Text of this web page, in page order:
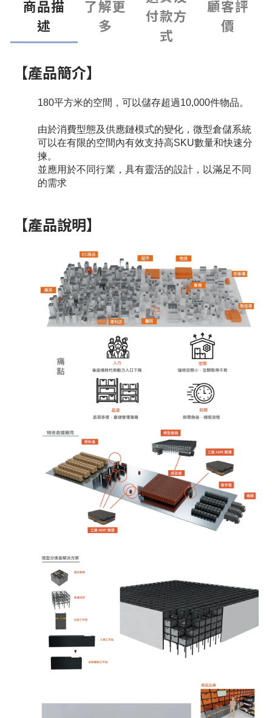
商品描
述
了解更
多
付款方
式
顧客評
價
【產品簡介】
180平方米的空間，可以儲存超過10,000件物品。
由於消費型態及供應鏈模式的變化，微型倉儲系統
可以在有限的空間內有效支持高SKU數量和快速分
揀。
並應用於不同行業，具有靈活的設計，以滿足不同
的需求
【產品說明】